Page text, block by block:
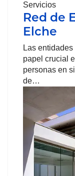
Servicios
Red de
Elche
Las entidades
papel crucial
personas en
de…